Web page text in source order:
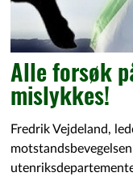
Alle forsøk
mislykkes!
Fredrik Vejdeland,